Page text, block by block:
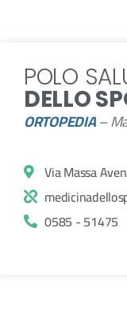
POLO
DELLO
ORTOPEDIA–
Via Massa
0585 - 51475